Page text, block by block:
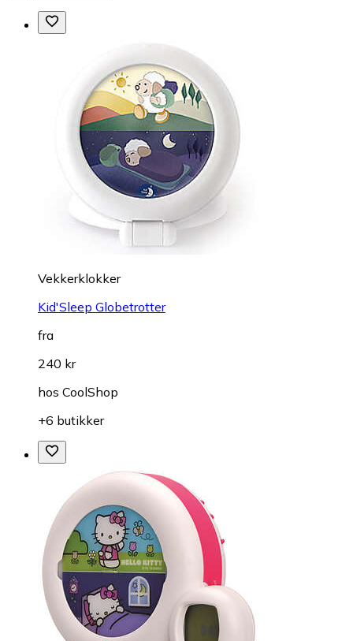
Vekkerklokker
Kid'Sleep Globetrotter
fra
240 kr
hos CoolShop
+6 butikker